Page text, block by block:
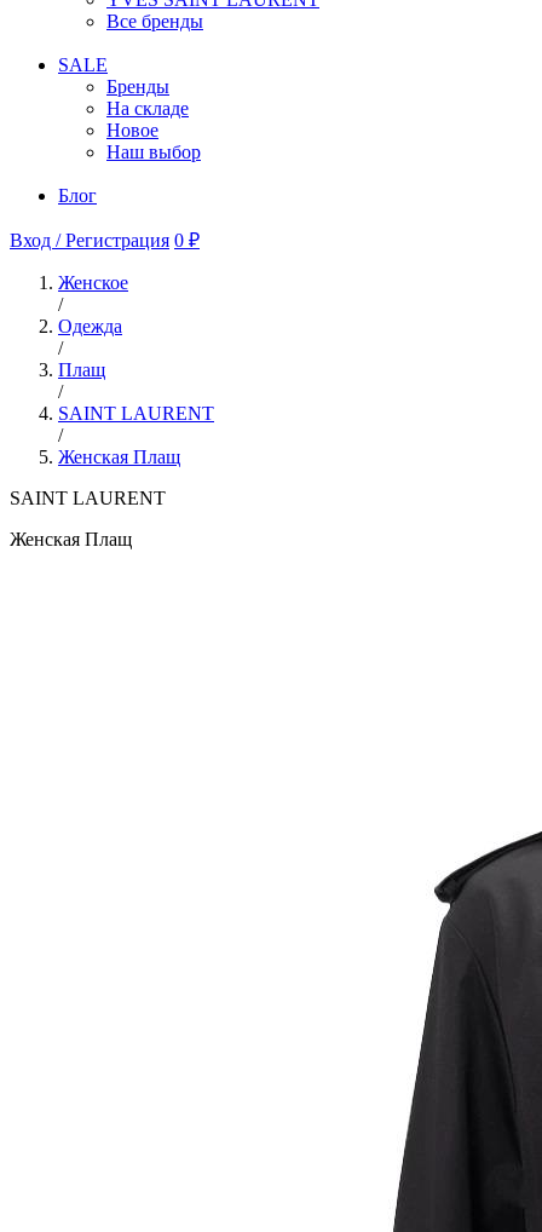
Все бренды
SALE
Бренды
На складе
Новое
Наш выбор
Блог
Вход / Регистрация 0 ₽
Женское
/
Одежда
/
Плащ
/
SAINT LAURENT
/
Женская Плащ
SAINT LAURENT
Женская Плащ